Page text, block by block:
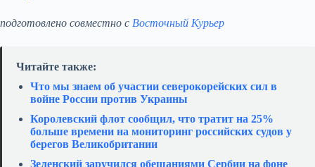
подготовлено совместно с Восточный Курьер
Читайте также:
Что мы знаем об участии северокорейских сил в
войне России против Украины
Королевский флот сообщил, что тратит на 25%
больше времени на мониторинг российских судов у
берегов Великобритании
Зеленский заручился обещаниями Сербии на фоне